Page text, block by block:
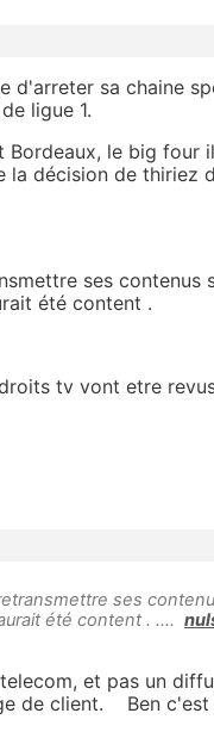
d'arreter sa chaine
ligue 1.
Bordeaux, le big four
la décision de thiriez
ses contenus
été content .
tv vont etre
ses
été content . ....
et pas un
de client. Ben c'est